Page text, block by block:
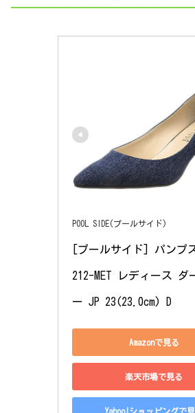
POOL SIDE(プールサイド)
[プールサイド] パンプ
212-MET レディース ダ
ー JP 23(23.0cm) D
Amazonで見る
楽天市場で見る
Yahoo!ショッピングで